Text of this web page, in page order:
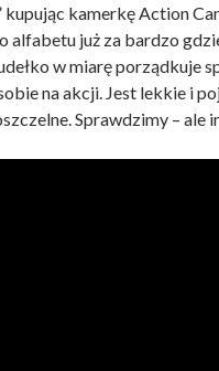
kupując kamerkę Action
alfabetu już za bardzo
w miarę porządkuje
na akcji. Jest lekkie i
Sprawdzimy – ale